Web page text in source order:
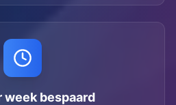
week bespaard